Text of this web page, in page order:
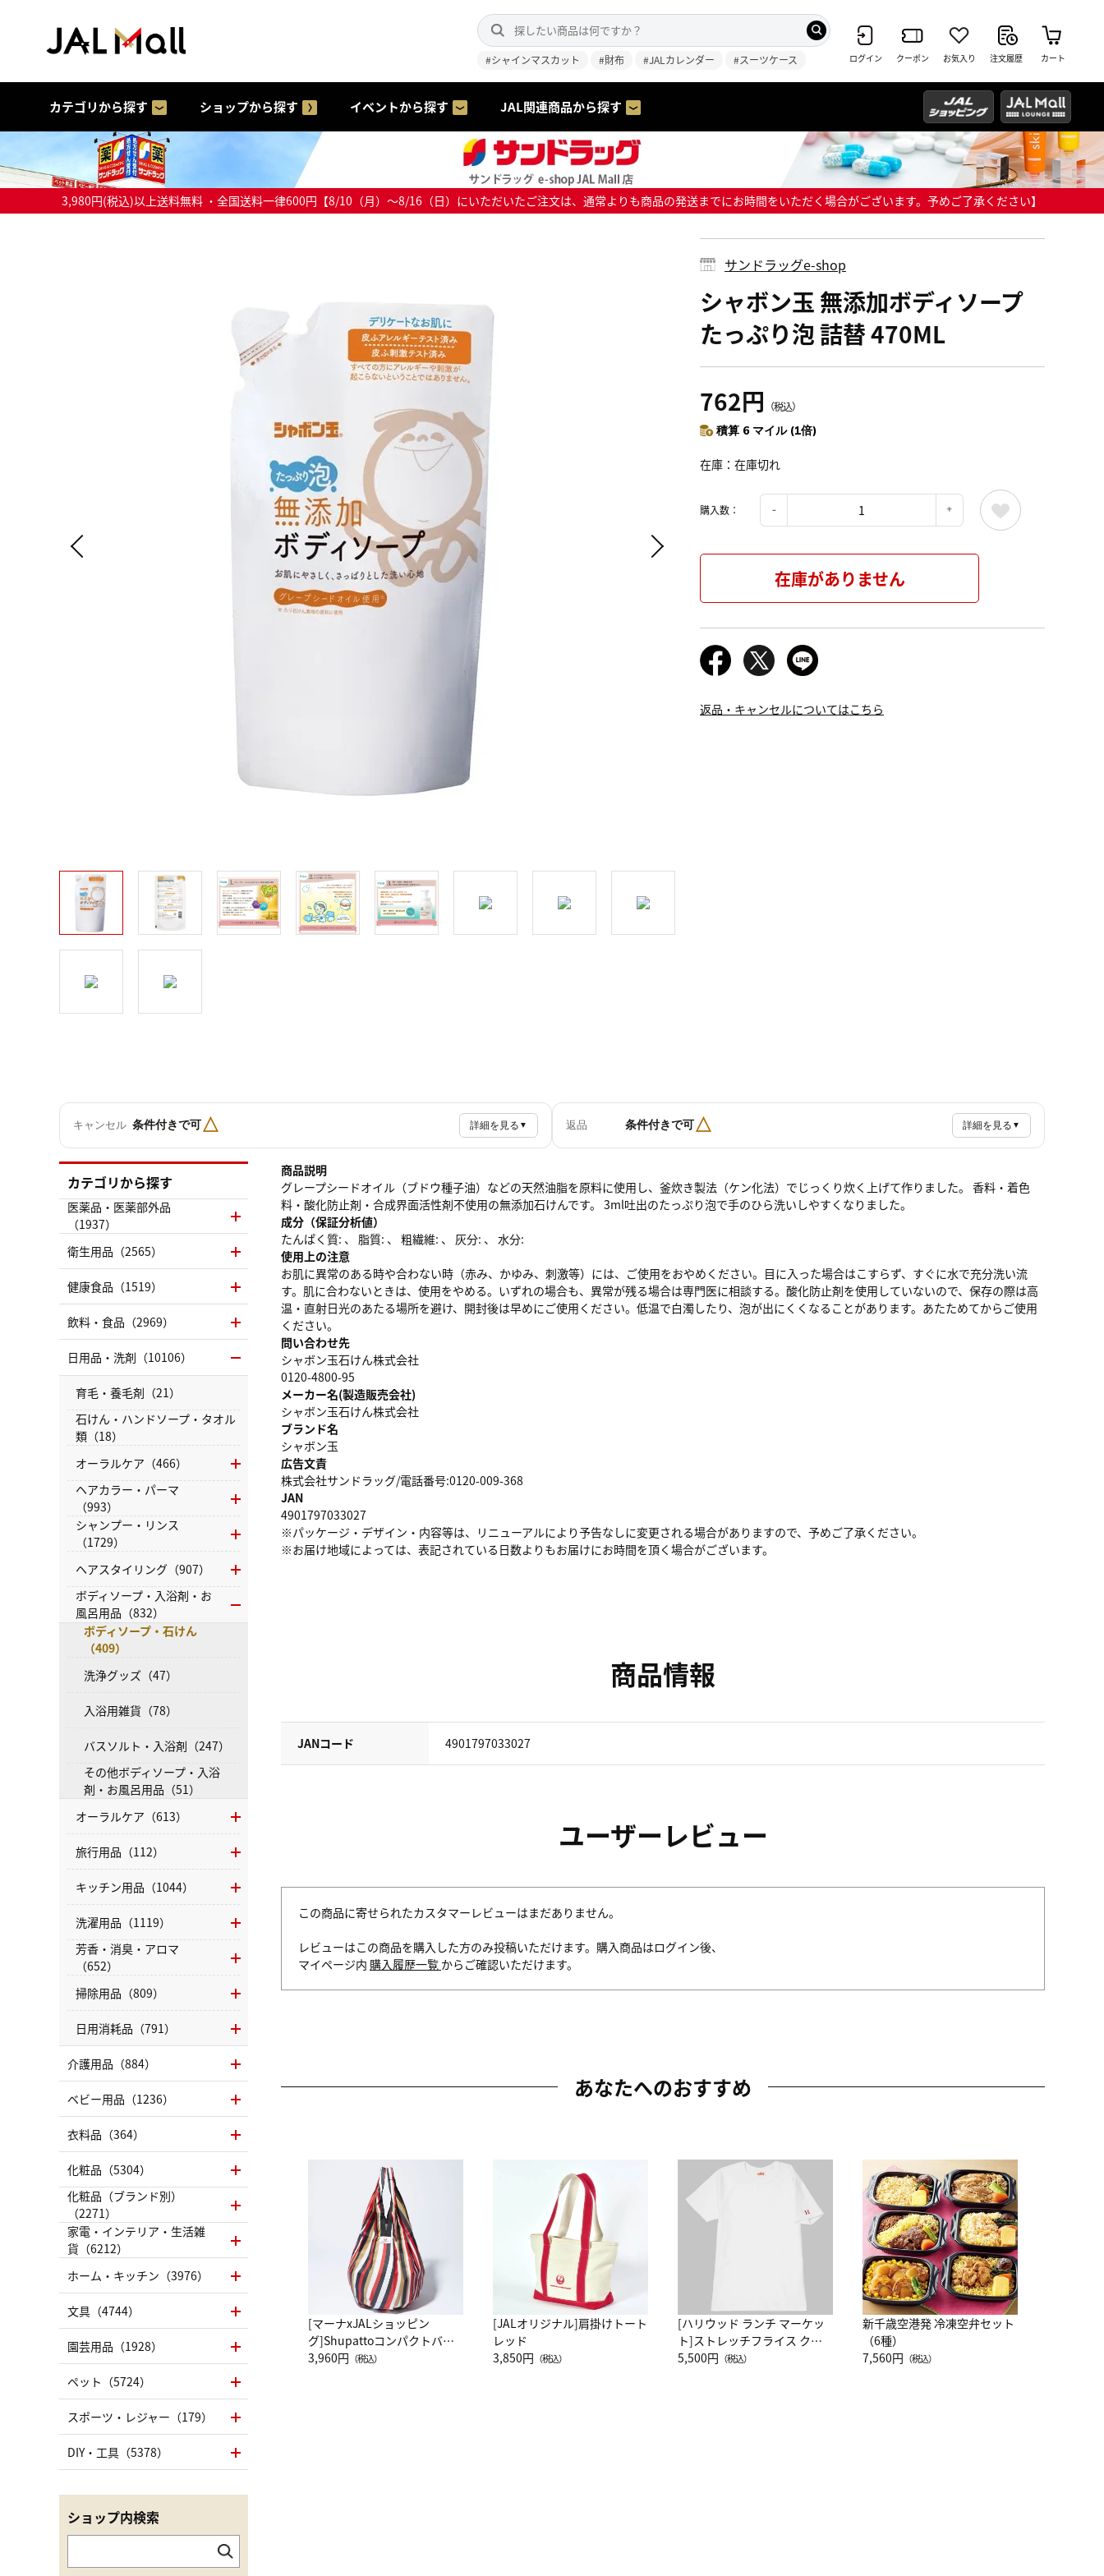
#シャインマスカット #財布 #JALカレンダー #スーツケース ログイン クーポン お気入り 注文履歴 カート
カテゴリから探す ショップから探す イベントから探す JAL関連商品から探す
3,980円(税込)以上送料無料 ・全国送料一律600円【8/10（月）～8/16（日）にいただいたご注文は、通常よりも商品の発送までにお時間をいただく場合がございます。予めご了承ください】
サンドラッグe-shop
シャボン玉 無添加ボディソープ
たっぷり泡 詰替 470ML
762円 （税込）
積算 6 マイル (1倍)
在庫 在庫切れ
購入数：
在庫がありません
返品・キャンセルについてはこちら
キャンセル 条件付きで可△ 詳細を見る ▼ 返品 条件付きで可△ 詳細を見る ▼
商品説明
グレープシードオイル（ブドウ種子油）などの天然油脂を原料に使用し、釜炊き製法（ケン化法）でじっくり炊く上げて作りました。 香料・着色
料・酸化防止剤・合成界面活性剤不使用の無添加石けんです。 3ml吐出のたっぷり泡で手のひら洗いしやすくなりました。
成分（保証分析値）
たんぱく質: 、 脂質: 、 粗繊維: 、 灰分: 、 水分:
使用上の注意
お肌に異常のある時や合わない時（赤み、かゆみ、刺激等）には、ご使用をおやめください。目に入った場合はこすらず、すぐに水で充分洗い流
す。肌に合わないときは、使用をやめる。いずれの場合も、異常が残る場合は専門医に相談する。酸化防止剤を使用していないので、保存の際は高
温・直射日光のあたる場所を避け、開封後は早めにご使用ください。低温で白濁したり、泡が出にくくなることがあります。あたためてからご使用
ください。
問い合わせ先
シャボン玉石けん株式会社
0120-4800-95
メーカー名(製造販売会社)
シャボン玉石けん株式会社
ブランド名
シャボン玉
広告文責
株式会社サンドラッグ/電話番号:0120-009-368
JAN
4901797033027
※パッケージ・デザイン・内容等は、リニューアルにより予告なしに変更される場合がありますので、予めご了承ください。
※お届け地域によっては、表記されている日数よりもお届けにお時間を頂く場合がございます。
商品情報
JANコード 4901797033027
ユーザーレビュー
この商品に寄せられたカスタマーレビューはまだありません。
レビューはこの商品を購入した方のみ投稿いただけます。購入商品はログイン後、
マイページ内 購入履歴一覧 からご確認いただけます。
あなたへのおすすめ
[マーナxJALショッピン
グ]Shupattoコンパクトバッ
グ Drop JAL客室乗務員
3,960円 （税込）
[JALオリジナル]肩掛けトート
レッド
3,850円 （税込）
[ハリウッド ランチ マーケッ
ト]ストレッチフライス クル
ーネック別注半袖Ｔシャツ
5,500円 （税込）
新千歳空港発 冷凍空弁セット
（6種）
7,560円 （税込）
カテゴリから探す
医薬品・医薬部外品
（1937）
衛生用品（2565）
健康食品（1519）
飲料・食品（2969）
日用品・洗剤（10106）
育毛・養毛剤（21）
石けん・ハンドソープ・タオル
類（18）
オーラルケア（466）
ヘアカラー・パーマ
（993）
シャンプー・リンス
（1729）
ヘアスタイリング（907）
ボディソープ・入浴剤・お
風呂用品（832）
ボディソープ・石けん
（409）
洗浄グッズ（47）
入浴用雑貨（78）
バスソルト・入浴剤（247）
その他ボディソープ・入浴
剤・お風呂用品（51）
オーラルケア（613）
旅行用品（112）
キッチン用品（1044）
洗濯用品（1119）
芳香・消臭・アロマ
（652）
掃除用品（809）
日用消耗品（791）
介護用品（884）
ベビー用品（1236）
衣料品（364）
化粧品（5304）
化粧品（ブランド別）
（2271）
家電・インテリア・生活雑
貨（6212）
ホーム・キッチン（3976）
文具（4744）
園芸用品（1928）
ペット（5724）
スポーツ・レジャー（179）
DIY・工具（5378）
ショップ内検索